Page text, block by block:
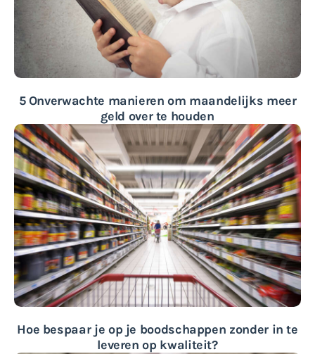
5 Onverwachte manieren om maandelijks meer
geld over te houden
Hoe bespaar je op je boodschappen zonder in te
leveren op kwaliteit?